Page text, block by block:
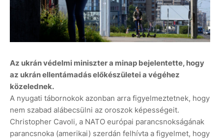
Az ukrán védelmi miniszter a minap bejelentette, hogy
az ukrán ellentámadás előkészületei a végéhez
közelednek.
A nyugati tábornokok azonban arra figyelmeztetnek, hogy
nem szabad alábecsülni az oroszok képességeit.
Christopher Cavoli, a NATO európai parancsnokságának
parancsnoka (amerikai) szerdán felhívta a figyelmet, hogy